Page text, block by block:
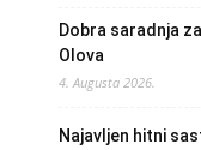
Dobra saradnja
Olova
4. Augusta 2026.
Najavljen hitni